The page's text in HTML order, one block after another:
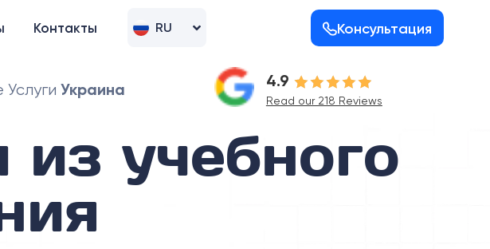
Контакты RU
UK Консультация
Украина 4.9
Read our 218 Reviews
учебного